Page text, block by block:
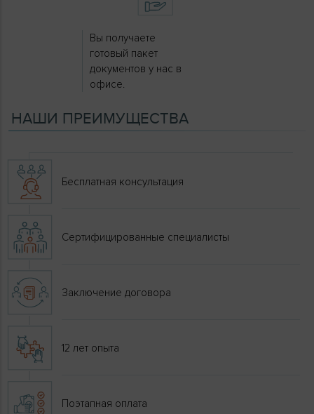
Вы получаете
готовый пакет
документов у нас в
офисе.
НАШИ ПРЕИМУЩЕСТВА
Бесплатная консультация
Сертифицированные специалисты
Заключение договора
12 лет опыта
Поэтапная оплата